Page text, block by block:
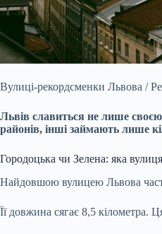
Вулиці-рекордсменки Львова /
Львів славиться не лише
районів, інші займають лише
Городоцька чи Зелена: яка
Найдовшою вулицею Львова
Її довжина сягає 8,5 кілометра.